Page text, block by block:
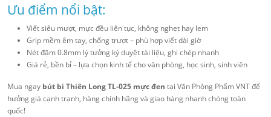
Ưu điểm nổi bật:
Viết siêu mượt, mực đều liên tục, không nghẹt hay lem
Grip mềm êm tay, chống trượt – phù hợp viết dài giờ
Nét đậm 0.8mm lý tưởng ký duyệt tài liệu, ghi chép nhanh
Giá rẻ, bền bỉ – lựa chọn kinh tế cho văn phòng, học sinh, sinh viên
Mua ngay bút bi Thiên Long TL-025 mực đen tại Văn Phòng Phẩm VNT để
hưởng giá cạnh tranh, hàng chính hãng và giao hàng nhanh chóng toàn
quốc!